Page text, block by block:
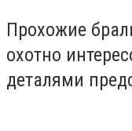
Прохожие
охотно
деталями